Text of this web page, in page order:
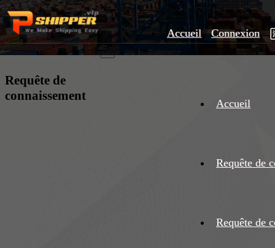
Accueil Connexion
Accueil
Requête de
Requête de
Requête de
connaissement